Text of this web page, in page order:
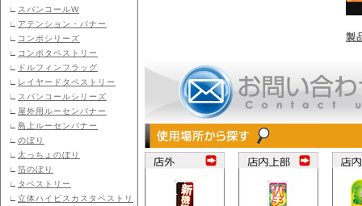
∟ スパンコールW
∟ アテンション・バナー
∟ コンポシリーズ
∟ コンポタペストリー
∟
ドルフィンフラッグ
∟ レイヤードタペストリー
∟ スパンコールシリーズ
∟ 屋外用ルーセンバナー
∟ 島上ルーセンバナー
∟ のぼり
∟ 太っちょのぼり
∟ 箔のぼり
∟ タペストリー
∟ 立体ハイビスカスタペストリ
製